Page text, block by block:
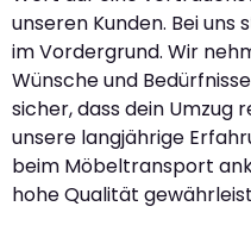
unseren Kunden. Bei
im Vordergrund. Wir
Wünsche und
sicher, dass dein Umzug
unsere langjährige
beim Möbeltransport
hohe Qualität